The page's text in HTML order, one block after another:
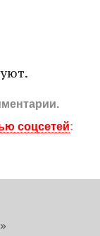
соцсетей: